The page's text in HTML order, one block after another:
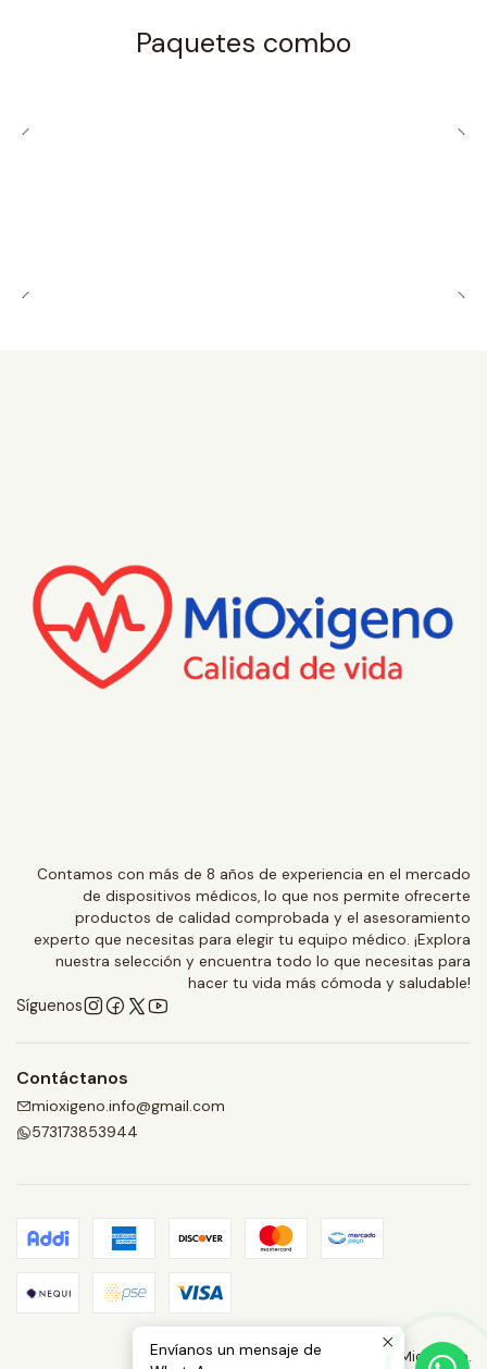
Paquetes combo
Contamos con más de 8 años de experiencia en el mercado
de dispositivos médicos, lo que nos permite ofrecerte
productos de calidad comprobada y el asesoramiento
experto que necesitas para elegir tu equipo médico. ¡Explora
nuestra selección y encuentra todo lo que necesitas para
hacer tu vida más cómoda y saludable!
Síguenos
Contáctanos
mioxigeno.info@gmail.com
573173853944
2026 Mioxigeno.
Envíanos un mensaje de